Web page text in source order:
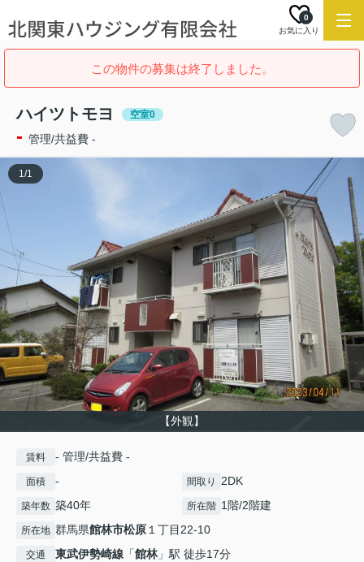
お気に入り
0
この物件の募集は終了しました。
ハイツトモヨ 空室0
- 管理/共益費 -
【外観】
1/1
賃料 - 管理/共益費 -
面積 - 間取り 2DK
築年数 築40年 所在階 1階/2階建
所在地 群馬県館林市松原１丁目22-10
交通 東武伊勢崎線 「館林」駅 徒歩17分